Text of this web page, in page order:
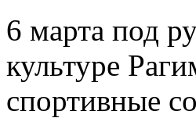
6 марта под
культуре
спортивные